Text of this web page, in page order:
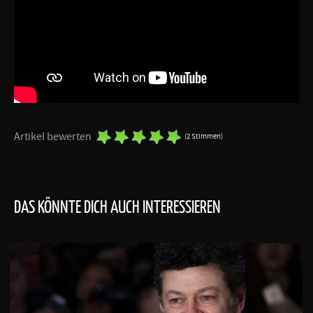
Artikel bewerten (2 Stimmen)
DAS KÖNNTE DICH AUCH INTERESSIEREN